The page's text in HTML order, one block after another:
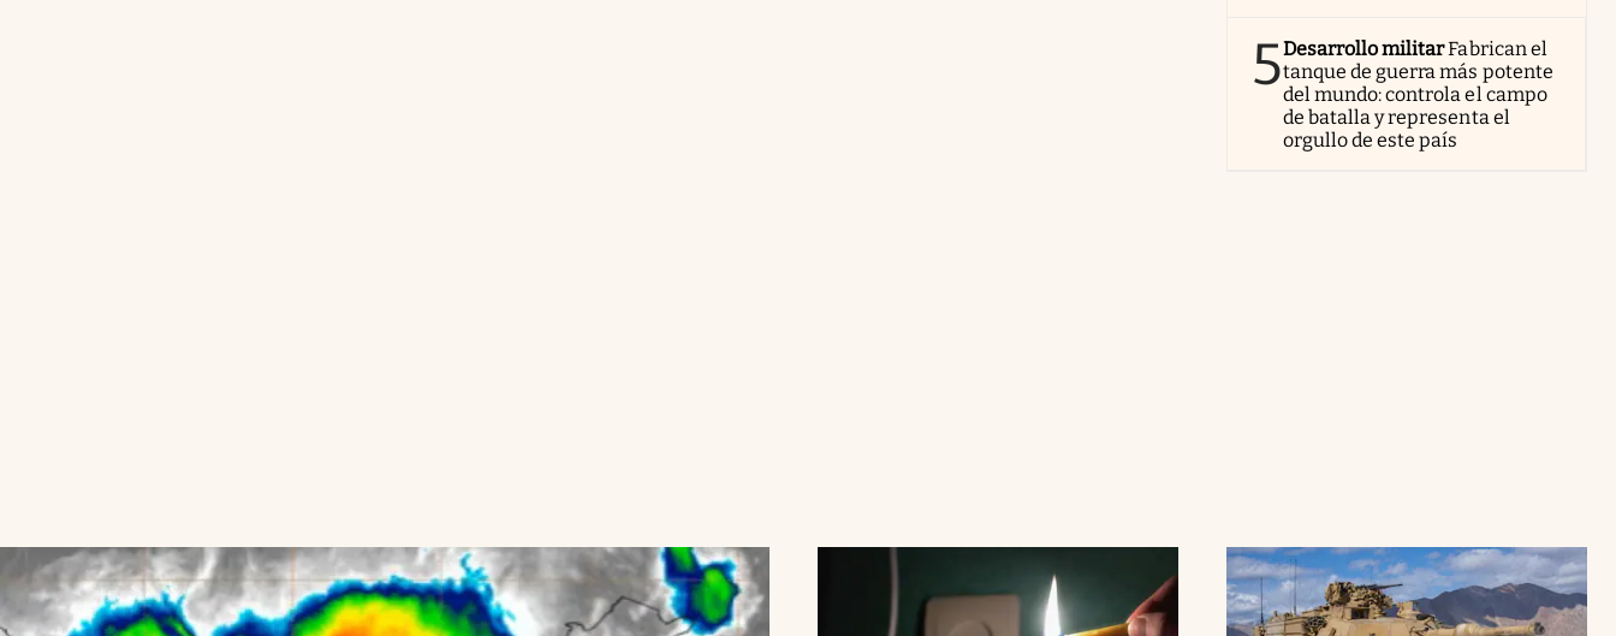
5Desarrollo militarFabrican el
tanque de guerra más potente
del mundo: controla el campo
de batalla y representa el
orgullo de este país